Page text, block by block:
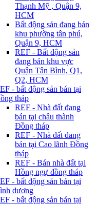
Thạnh Mỹ , Quận 9,
HCM
Bất động sản đang bán
khu phường tân phú,
Quận 9, HCM
REF - Bất động sản
đang bán khu vực
Quận Tân Bình, Q1,
Q2, HCM
- bất động sản bán tại
tháp
REF - Nhà đất đang
bán tại châu thành
Đồng tháp
REF - Nhà đất đang
bán tại Cao lãnh Đồng
tháp
REF - Bán nhà đất tại
Hồng ngự đồng tháp
- bất động sản bán tại
dương
- bất động sản bán tại